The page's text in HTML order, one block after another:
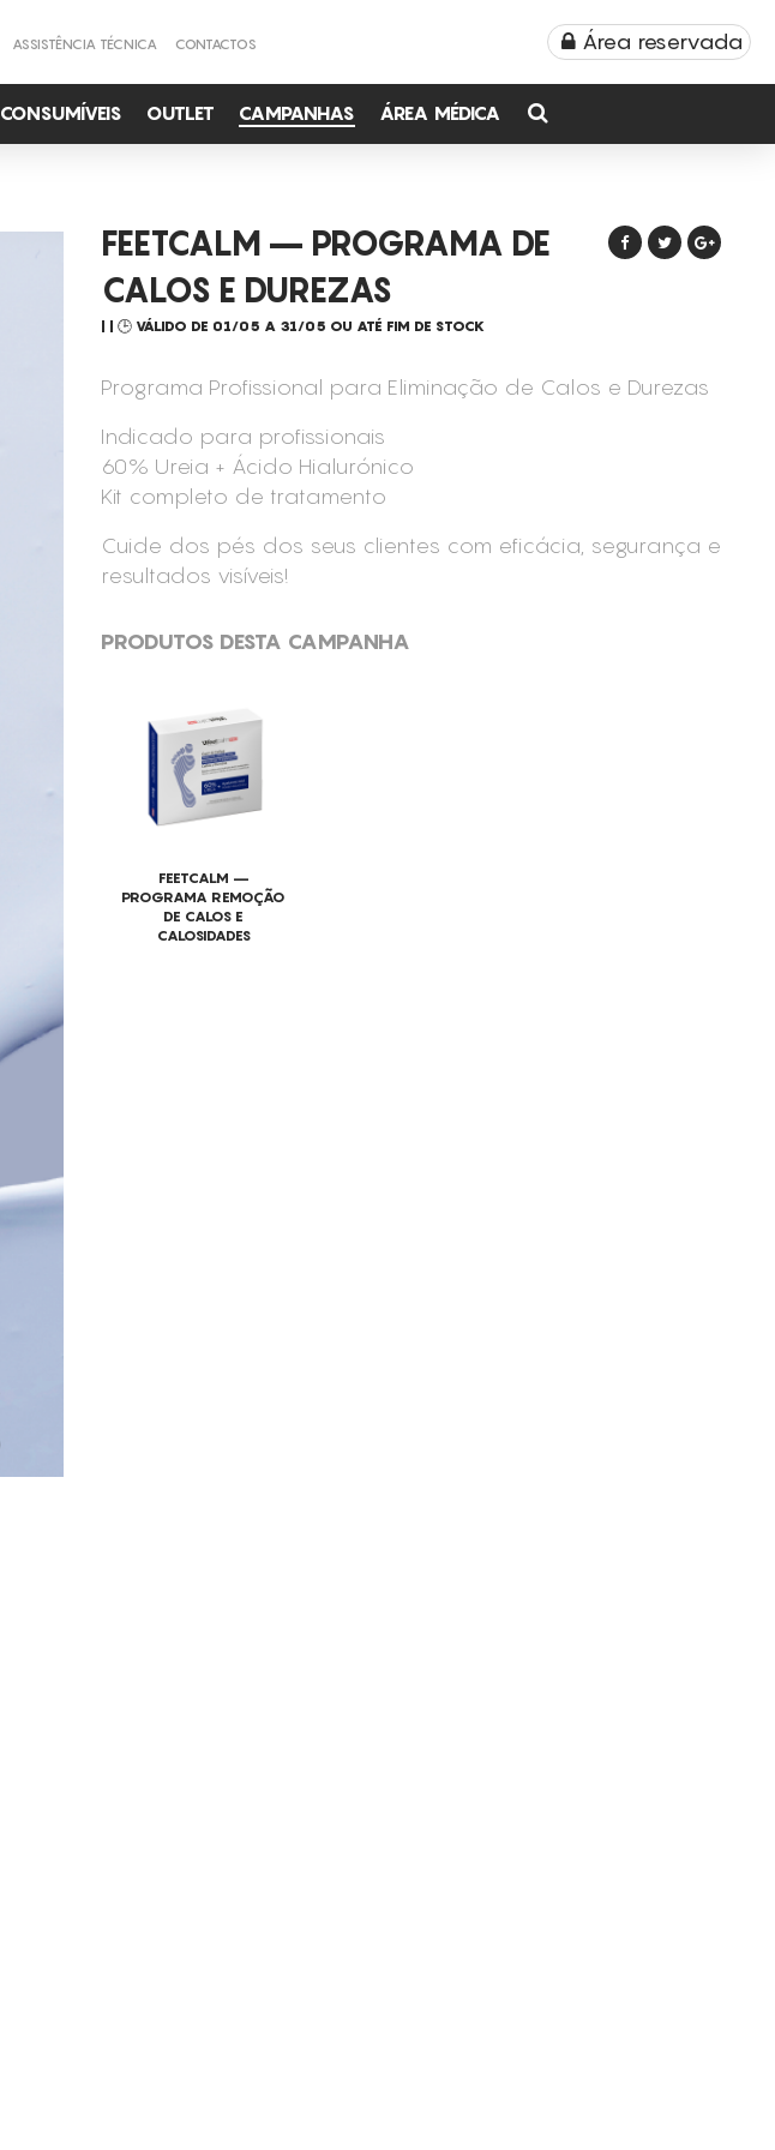
ASSISTÊNCIA TÉCNICA CONTACTOS Área reservada
CONSUMÍVEIS OUTLET CAMPANHAS ÁREA MÉDICA
FEETCALM – PROGRAMA DE
CALOS E DUREZAS
🕒 VÁLIDO DE 01/05 A 31/05 OU ATÉ FIM DE STOCK
Programa Profissional para Eliminação de Calos e Durezas
Indicado para profissionais
60% Ureia + Ácido Hialurónico
Kit completo de tratamento
Cuide dos pés dos seus clientes com eficácia, segurança e
resultados visíveis!
PRODUTOS DESTA CAMPANHA
FEETCALM –
PROGRAMA REMOÇÃO
DE CALOS E
CALOSIDADES